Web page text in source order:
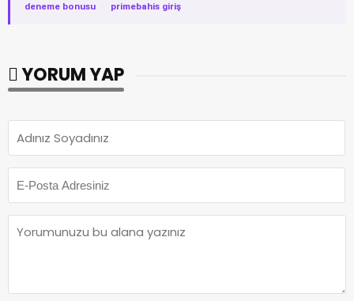
deneme bonusu
· primebahis giriş
YORUM YAP